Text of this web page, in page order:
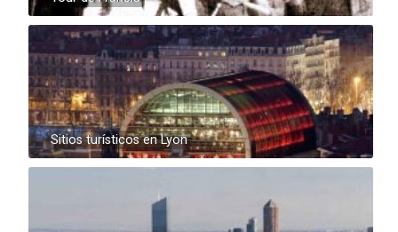
Sitios turísticos en Lyon